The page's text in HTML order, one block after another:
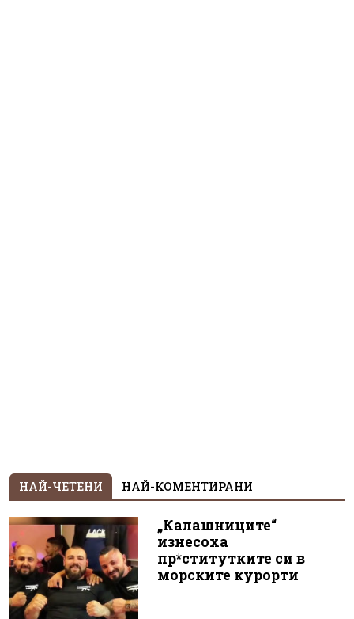
НАЙ-ЧЕТЕНИ НАЙ-КОМЕНТИРАНИ
„Калашниците“
изнесоха
пр*ститутките си в
морските курорти